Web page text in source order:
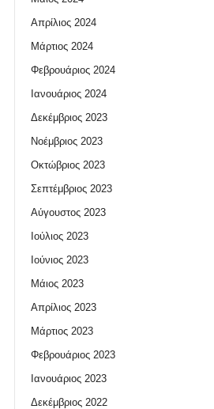
Απρίλιος 2024
Μάρτιος 2024
Φεβρουάριος 2024
Ιανουάριος 2024
Δεκέμβριος 2023
Νοέμβριος 2023
Οκτώβριος 2023
Σεπτέμβριος 2023
Αύγουστος 2023
Ιούλιος 2023
Ιούνιος 2023
Μάιος 2023
Απρίλιος 2023
Μάρτιος 2023
Φεβρουάριος 2023
Ιανουάριος 2023
Δεκέμβριος 2022